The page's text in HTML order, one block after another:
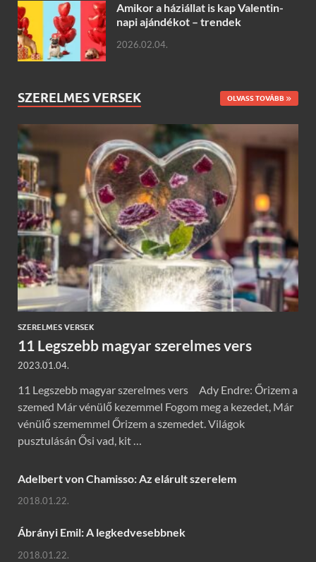
Amikor a háziállat is kap Valentin-
napi ajándékot – trendek
2026.02.04.
SZERELMES VERSEK OLVASS TOVÁBB
SZERELMES VERSEK
11 Legszebb magyar szerelmes vers
2023.01.04.
11 Legszebb magyar szerelmes vers Ady Endre: Őrizem a
szemed Már vénülő kezemmel Fogom meg a kezedet, Már
vénülő szememmel Őrizem a szemedet. Világok
pusztulásán Ősi vad, kit …
Adelbert von Chamisso: Az elárult szerelem
2018.01.22.
Ábrányi Emil: A legkedvesebbnek
2018.01.22.